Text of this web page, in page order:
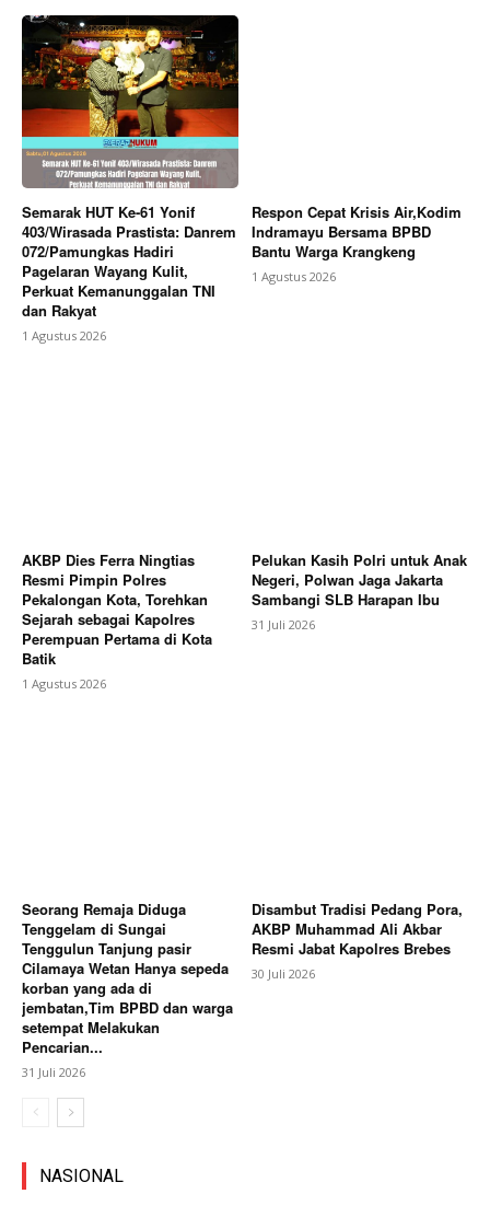
Semarak HUT Ke-61 Yonif
403/Wirasada Prastista: Danrem
072/Pamungkas Hadiri
Pagelaran Wayang Kulit,
Perkuat Kemanunggalan TNI
dan Rakyat
1 Agustus 2026
Respon Cepat Krisis Air,Kodim
Indramayu Bersama BPBD
Bantu Warga Krangkeng
1 Agustus 2026
AKBP Dies Ferra Ningtias
Resmi Pimpin Polres
Pekalongan Kota, Torehkan
Sejarah sebagai Kapolres
Perempuan Pertama di Kota
Batik
1 Agustus 2026
Pelukan Kasih Polri untuk Anak
Negeri, Polwan Jaga Jakarta
Sambangi SLB Harapan Ibu
31 Juli 2026
Seorang Remaja Diduga
Tenggelam di Sungai
Tenggulun Tanjung pasir
Cilamaya Wetan Hanya sepeda
korban yang ada di
jembatan,Tim BPBD dan warga
setempat Melakukan
Pencarian...
31 Juli 2026
Disambut Tradisi Pedang Pora,
AKBP Muhammad Ali Akbar
Resmi Jabat Kapolres Brebes
30 Juli 2026
NASIONAL